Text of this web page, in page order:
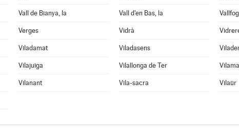
Vall de Bianya, la Vall d'en Bas, la
Verges Vidrà
Viladamat Viladasens
Vilajuïga Vilallonga de Ter
Vilanant Vila-sacra Vilaür